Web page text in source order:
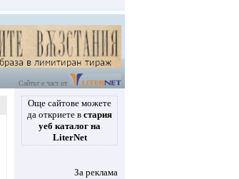
Сайтът е част от
Още сайтове можете
да откриете в стария
уеб каталог на
LiterNet
За реклама